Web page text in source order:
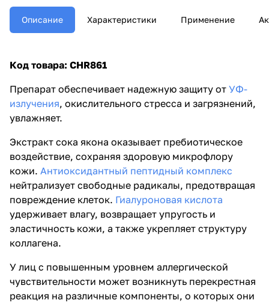
клеток. Гиалуроновая кислота
удерживает влагу, возвращает
упругость и эластичность кожи,
Описание Характеристики Применение
Код товара: CHR861
Препарат обеспечивает надежную защиту от УФ-
излучения, окислительного стресса и загрязнений,
увлажняет.
Экстракт сока якона оказывает пребиотическое
воздействие, сохраняя здоровую микрофлору
кожи. Антиоксидантный пептидный комплекс
нейтрализует свободные радикалы, предотвращая
повреждение клеток. Гиалуроновая кислота
удерживает влагу, возвращает упругость и
эластичность кожи, а также укрепляет структуру
коллагена.
У лиц с повышенным уровнем аллергической
чувствительности может возникнуть перекрестная
реакция на различные компоненты, о которых они